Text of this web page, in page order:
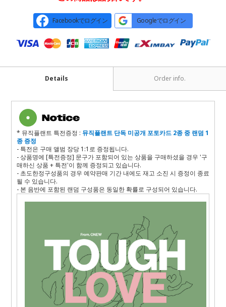
Facebookでログイン Googleでログイン
Details Order info.
* 뮤직플랜트 특전증정 : 뮤직플랜트 단독 미공개 포토카드 2종 중 랜덤 1
종 증정
- 특전은 구매 앨범 장당 1:1로 증정됩니다.
- 상품명에 [특전증정] 문구가 포함되어 있는 상품을 구매하셨을 경우 '구
매하신 상품 + 특전'이 함께 증정되고 있습니다.
- 초도한정구성품의 경우 예약판매 기간 내에도 재고 소진 시 증정이 종료
될 수 있습니다.
- 본 음반에 포함된 랜덤 구성품은 동일한 확률로 구성되어 있습니다.